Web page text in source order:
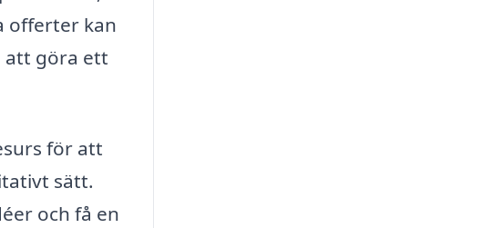
offerter kan
att göra ett
för att
sätt.
och få en